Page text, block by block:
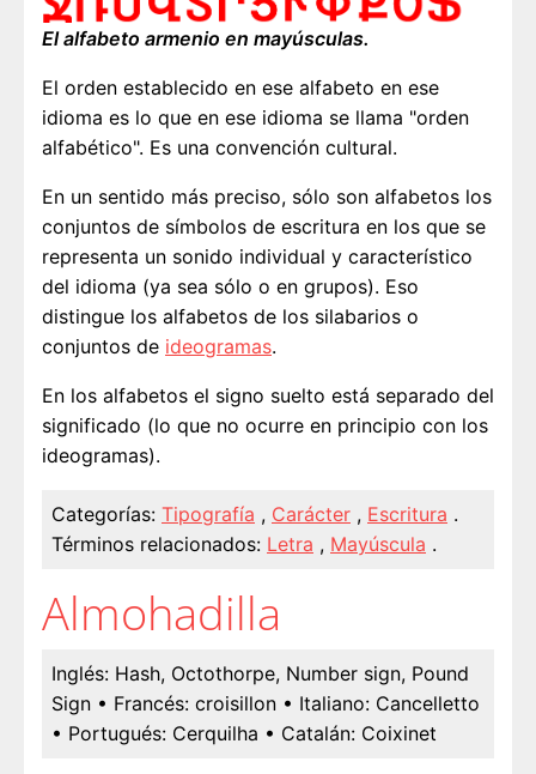
El alfabeto armenio en mayúsculas.
El orden establecido en ese alfabeto en ese
idioma es lo que en ese idioma se llama "orden
alfabético". Es una convención cultural.
En un sentido más preciso, sólo son alfabetos los
conjuntos de símbolos de escritura en los que se
representa un sonido individual y característico
del idioma (ya sea sólo o en grupos). Eso
distingue los alfabetos de los silabarios o
conjuntos de ideogramas.
En los alfabetos el signo suelto está separado del
significado (lo que no ocurre en principio con los
ideogramas).
Categorías: Tipografía , Carácter , Escritura .
Términos relacionados: Letra , Mayúscula .
Almohadilla
Inglés: Hash, Octothorpe, Number sign, Pound
Sign • Francés: croisillon • Italiano: Cancelletto
• Portugués: Cerquilha • Catalán: Coixinet